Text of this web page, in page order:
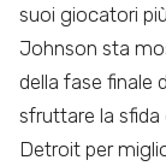
suoi giocatori
Johnson sta
della fase finale
sfruttare la
Detroit per